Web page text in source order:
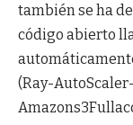
también se ha
código abierto
(Ray-